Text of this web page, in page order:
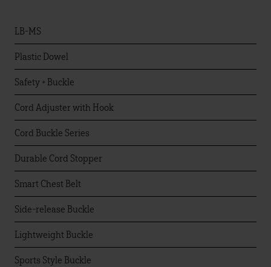
LB-MS
Plastic Dowel
Safety + Buckle
Cord Adjuster with Hook
Cord Buckle Series
Durable Cord Stopper
Smart Chest Belt
Side-release Buckle
Lightweight Buckle
Sports Style Buckle